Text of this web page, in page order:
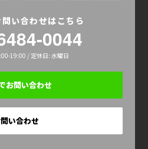
い合わせはこちら
0044
19:00 / 定休日: 水曜日
お問い合わせ
い合わせ